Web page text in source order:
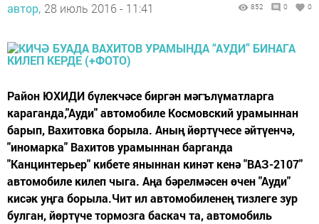
автор, 28 июль 2016 - 11:41 852 0 0
Район ЮХИДИ бүлекчәсе биргән мәгълүматларга
караганда,"Ауди" автомобиле Космовский урамыннан
барып, Вахитовка борыла. Аның йөртүчесе әйтүенчә,
"иномарка" Вахитов урамыннан барганда
"Канцинтерьер" кибете яныннан кинәт кенә "ВАЗ-2107"
автомобиле килеп чыга. Аңа бәрелмәсен өчен "Ауди"
кисәк уңга борыла.Чит ил автомобиленең тизлеге зур
булган, йөртүче тормозга баскач та, автомобиль